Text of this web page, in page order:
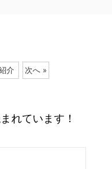
介 次へ »
れています！